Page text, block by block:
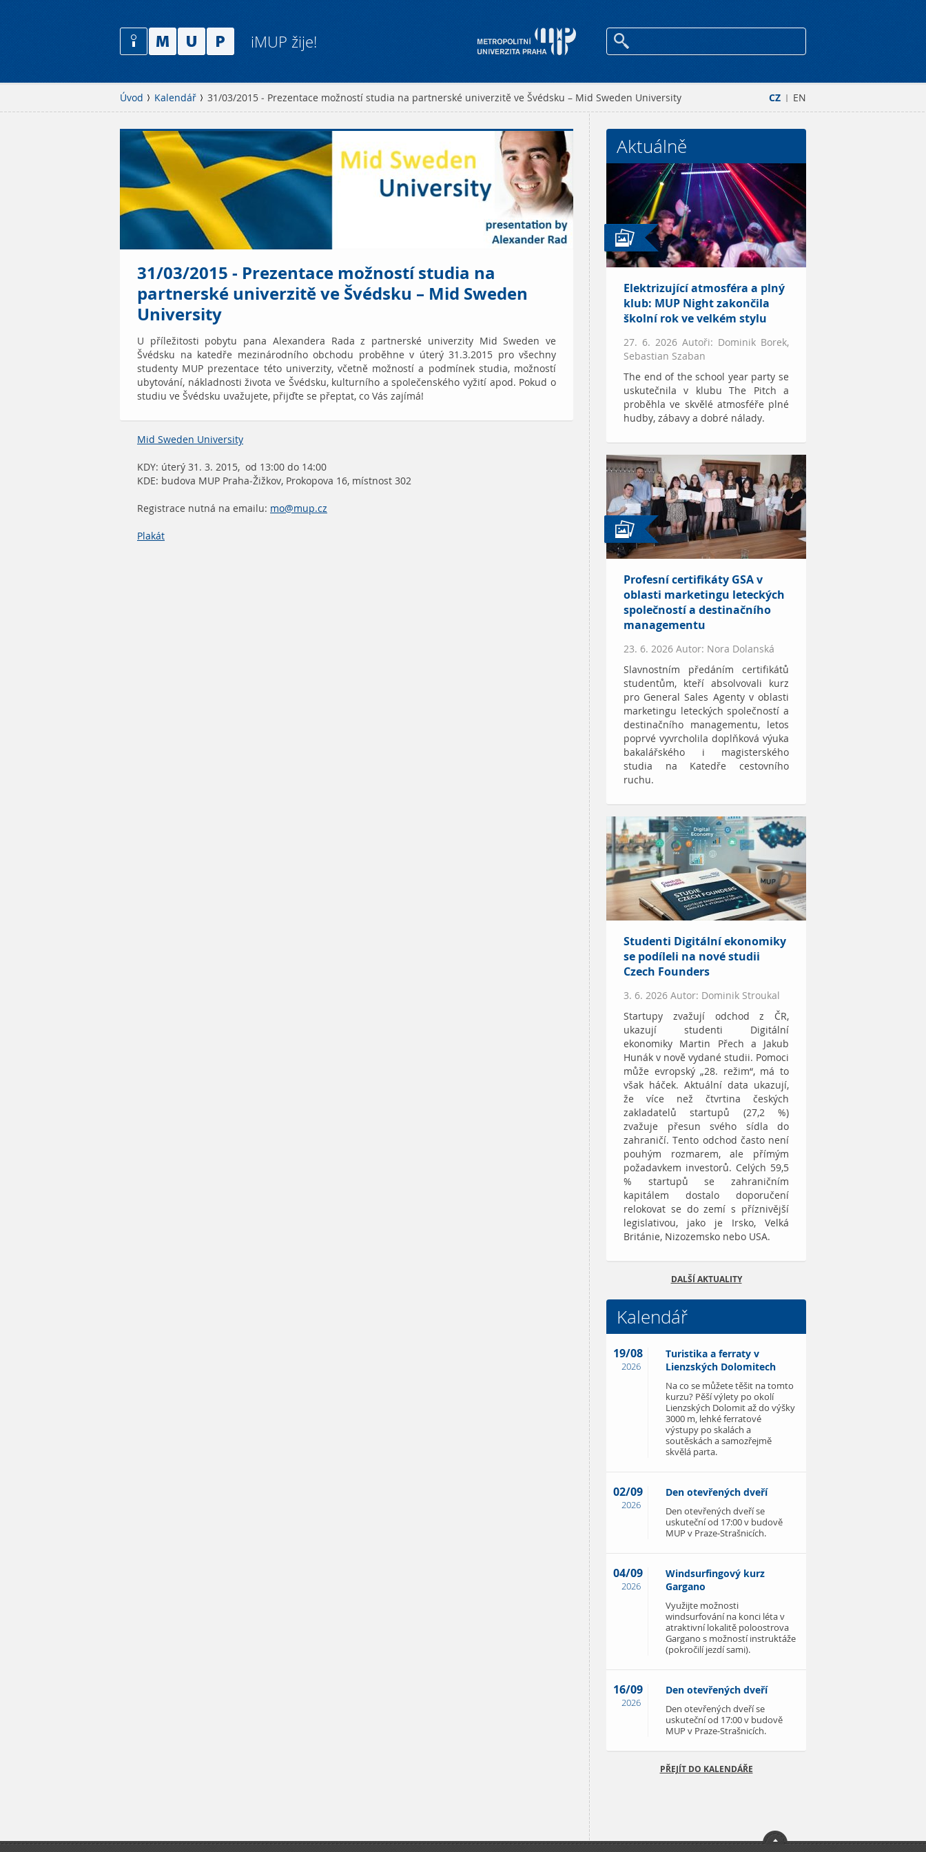
iMUP žije!
CZ | EN
Úvod Kalendář 31/03/2015 - Prezentace možností studia na partnerské univerzitě ve Švédsku – Mid Sweden University
31/03/2015 - Prezentace možností studia na
partnerské univerzitě ve Švédsku – Mid Sweden
University
U příležitosti pobytu pana Alexandera Rada z partnerské univerzity Mid Sweden ve
Švédsku na katedře mezinárodního obchodu proběhne v úterý 31.3.2015 pro všechny
studenty MUP prezentace této univerzity, včetně možností a podmínek studia, možností
ubytování, nákladnosti života ve Švédsku, kulturního a společenského vyžití apod. Pokud o
studiu ve Švédsku uvažujete, přijďte se přeptat, co Vás zajímá!
Mid Sweden University
KDY: úterý 31. 3. 2015, od 13:00 do 14:00
KDE: budova MUP Praha-Žižkov, Prokopova 16, místnost 302
Registrace nutná na emailu: mo@mup.cz
Plakát
Aktuálně
Elektrizující atmosféra a plný
klub: MUP Night zakončila
školní rok ve velkém stylu
27. 6. 2026 Autoři: Dominik Borek,
Sebastian Szaban
The end of the school year party se
uskutečnila v klubu The Pitch a
proběhla ve skvělé atmosféře plné
hudby, zábavy a dobré nálady.
Profesní certifikáty GSA v
oblasti marketingu leteckých
společností a destinačního
managementu
23. 6. 2026 Autor: Nora Dolanská
Slavnostním předáním certifikátů
studentům, kteří absolvovali kurz
pro General Sales Agenty v oblasti
marketingu leteckých společností a
destinačního managementu, letos
poprvé vyvrcholila doplňková výuka
bakalářského i magisterského
studia na Katedře cestovního
ruchu.
Studenti Digitální ekonomiky
se podíleli na nové studii
Czech Founders
3. 6. 2026 Autor: Dominik Stroukal
Startupy zvažují odchod z ČR,
ukazují studenti Digitální
ekonomiky Martin Přech a Jakub
Hunák v nově vydané studii. Pomoci
může evropský „28. režim“, má to
však háček. Aktuální data ukazují,
že více než čtvrtina českých
zakladatelů startupů (27,2 %)
zvažuje přesun svého sídla do
zahraničí. Tento odchod často není
pouhým rozmarem, ale přímým
požadavkem investorů. Celých 59,5
% startupů se zahraničním
kapitálem dostalo doporučení
relokovat se do zemí s příznivější
legislativou, jako je Irsko, Velká
Británie, Nizozemsko nebo USA.
DALŠÍ AKTUALITY
Kalendář
19/08
2026
Turistika a ferraty v
Lienzských Dolomitech
Na co se můžete těšit na tomto
kurzu? Pěší výlety po okolí
Lienzských Dolomit až do výšky
3000 m, lehké ferratové
výstupy po skalách a
soutěskách a samozřejmě
skvělá parta.
02/09
2026
Den otevřených dveří
Den otevřených dveří se
uskuteční od 17:00 v budově
MUP v Praze-Strašnicích.
04/09
2026
Windsurfingový kurz
Gargano
Využijte možnosti
windsurfování na konci léta v
atraktivní lokalitě poloostrova
Gargano s možností instruktáže
(pokročilí jezdí sami).
16/09
2026
Den otevřených dveří
Den otevřených dveří se
uskuteční od 17:00 v budově
MUP v Praze-Strašnicích.
PŘEJÍT DO KALENDÁŘE